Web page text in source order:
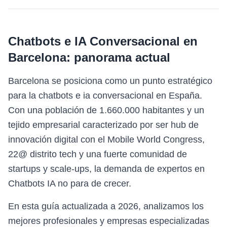
Chatbots e IA Conversacional en
Barcelona: panorama actual
Barcelona se posiciona como un punto estratégico
para la chatbots e ia conversacional en España.
Con una población de 1.660.000 habitantes y un
tejido empresarial caracterizado por ser hub de
innovación digital con el Mobile World Congress,
22@ distrito tech y una fuerte comunidad de
startups y scale-ups, la demanda de expertos en
Chatbots IA no para de crecer.
En esta guía actualizada a 2026, analizamos los
mejores profesionales y empresas especializadas